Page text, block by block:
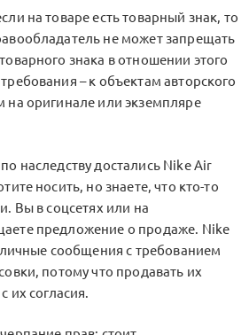
на товаре есть товарный знак, то
не может запрещать
знака в отношении этого
– к объектам авторского
на оригинале или экземпляре
наследству достались Nike Air
носить, но знаете, что кто-то
Вы в соцсетях или на
предложение о продаже. Nike
личные сообщения с требованием
потому что продавать их
их согласия.